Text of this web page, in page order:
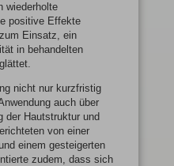
wiederholte
positive Effekte
Einsatz, ein
in behandelten
nicht nur kurzfristig
auch über
der Hautstruktur und
von einer
einem gesteigerten
zudem, dass sich